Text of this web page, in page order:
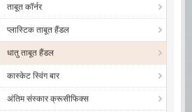
ताबूत कॉर्नर
प्लास्टिक ताबूत हैंडल
धातु ताबूत हैंडल
कास्केट स्विंग बार
अंतिम संस्कार क्रूसीफिक्स